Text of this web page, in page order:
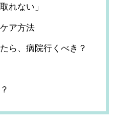
れない」
ア方法
ら、病院行くべき？